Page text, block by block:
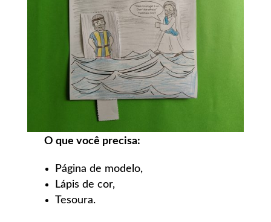
O que você precisa:
Página de modelo,
Lápis de cor,
Tesoura.